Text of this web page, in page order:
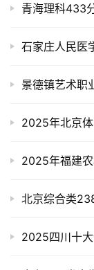
青海理科433
石家庄人民医
景德镇艺术职
2025年北京
2025年福建
北京综合类
2025四川十